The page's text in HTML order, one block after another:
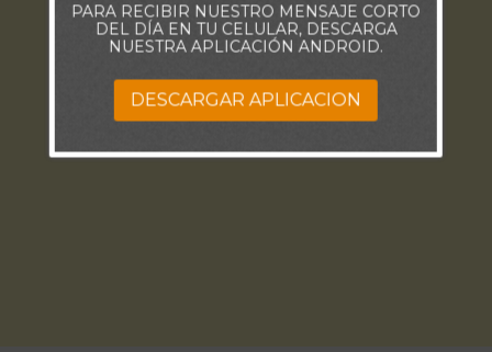
PARA RECIBIR NUESTRO MENSAJE CORTO
DEL DÍA EN TU CELULAR, DESCARGA
NUESTRA APLICACIÓN ANDROID.
DESCARGAR APLICACION